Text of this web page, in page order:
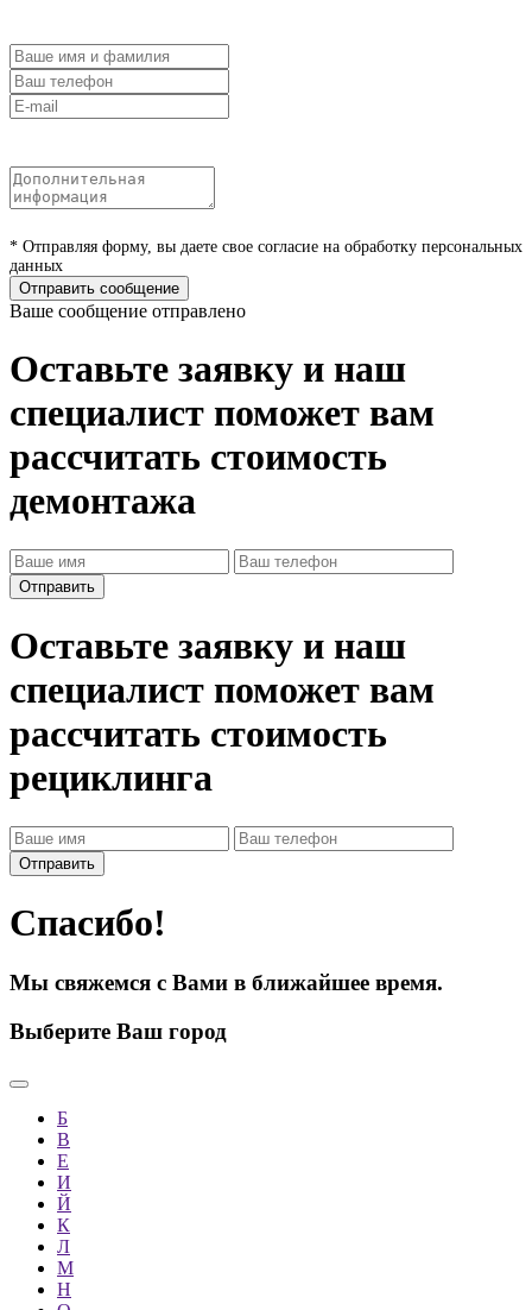
* Отправляя форму, вы даете свое согласие на обработку персональных
данных
Отправить сообщение
Ваше сообщение отправлено
Оставьте заявку и наш
специалист поможет вам
рассчитать стоимость
демонтажа
Оставьте заявку и наш
специалист поможет вам
рассчитать стоимость
рециклинга
Спасибо!
Мы свяжемся с Вами в ближайшее время.
Выберите Ваш город
Б
В
Е
И
Й
К
Л
М
Н